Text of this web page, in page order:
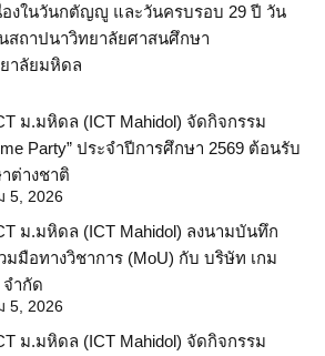
องในวันกตัญญู และวันครบรอบ 29 ปี วัน
สถาปนาวิทยาลัยศาสนศึกษา
าลัยมหิดล
ม.มหิดล (ICT Mahidol) จัดกิจกรรม
Party” ประจำปีการศึกษา 2569 ต้อนรับ
ต่างชาติ
5, 2026
ม.มหิดล (ICT Mahidol) ลงนามบันทึก
มมือทางวิชาการ (MoU) กับ บริษัท เกม
ำกัด
5, 2026
ม.มหิดล (ICT Mahidol) จัดกิจกรรม